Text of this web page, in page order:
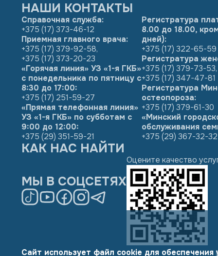
НАШИ КОНТАКТЫ
Справочная служба:
+375 (17) 373-46-12
Приемная главного врача:
+375 (17) 379-92-58,
+375 (17) 373-20-23
«Горячая линия» УЗ «1-я ГКБ»
с понедельника по пятницу с
8:30 до 17:00:
+375 (17) 251-59-27
«Прямая телефонная линия»
УЗ «1-я ГКБ» по субботам с
9:00 до 12:00:
+375 (29) 351-59-21
Регистратура
8.00 до 18.00,
дней):
+375 (17) 322-65-59
Регистратура
+375 (17) 379-73-53,
+375 (17) 347-47-81
Регистратура
остеопороза:
+375 (17) 379-61-30
«Минский
обслуживания
+375 (29) 367-32-32
КАК НАС НАЙТИ
МЫ В СОЦСЕТЯХ
Оцените качество
Сайт использует файл cookie для